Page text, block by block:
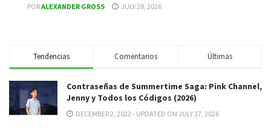
PORALEXANDER GROSS JULY 28, 2026
Tendencias Comentarios Últimas
Contraseñas de Summertime Saga: Pink Channel,
Jenny y Todos los Códigos (2026)
DECEMBER 2, 2022 - UPDATED ON JULY 17, 2026